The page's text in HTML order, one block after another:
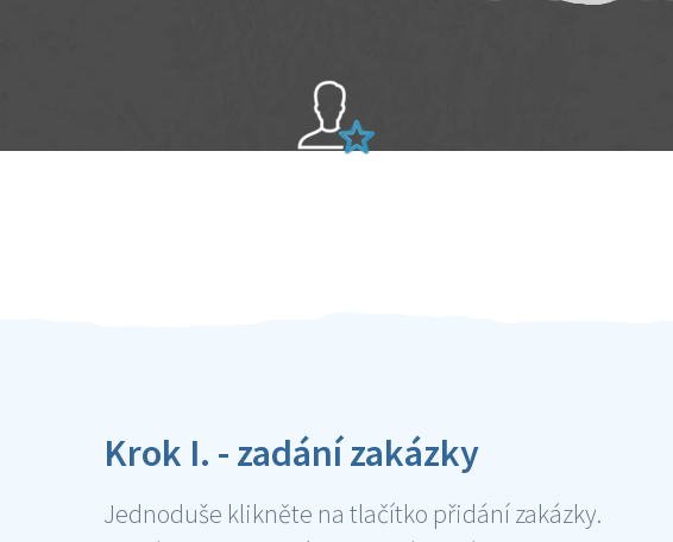
Krok I. - zadání zakázky
Jednoduše klikněte na tlačítko přidání zakázky.